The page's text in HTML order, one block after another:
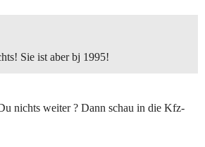
Sie ist aber bj 1995!
nichts weiter ? Dann schau in die Kfz-